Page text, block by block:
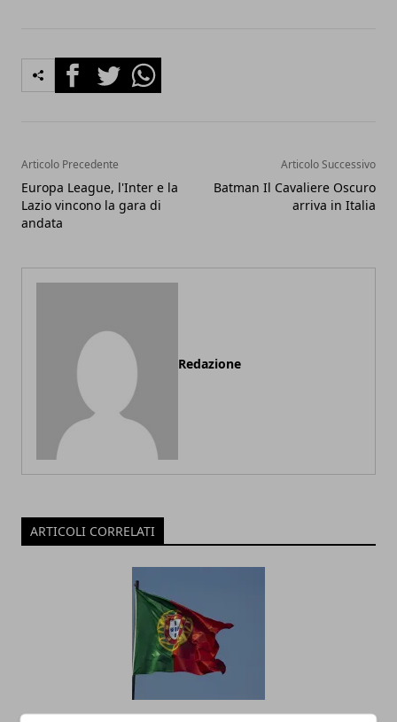
FacebookTwitterWhatsapp
Articolo Precedente
Europa League, l'Inter e la
Lazio vincono la gara di
andata
Articolo Successivo
Batman Il Cavaliere Oscuro
arriva in Italia
Redazione
ARTICOLI CORRELATI